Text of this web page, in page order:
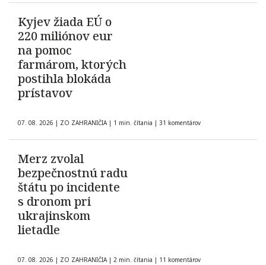
Kyjev žiada EÚ o
220 miliónov eur
na pomoc
farmárom, ktorých
postihla blokáda
prístavov
07. 08. 2026 | ZO ZAHRANIČIA | 1 min. čítania | 31 komentárov
Merz zvolal
bezpečnostnú radu
štátu po incidente
s dronom pri
ukrajinskom
lietadle
07. 08. 2026 | ZO ZAHRANIČIA | 2 min. čítania | 11 komentárov